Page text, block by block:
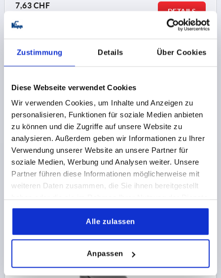
Zustimmung Details Über Cookies
Diese Webseite verwendet Cookies
Wir verwenden Cookies, um Inhalte und Anzeigen zu
personalisieren, Funktionen für soziale Medien anbieten
zu können und die Zugriffe auf unsere Website zu
analysieren. Außerdem geben wir Informationen zu Ihrer
Verwendung unserer Website an unsere Partner für
soziale Medien, Werbung und Analysen weiter. Unsere
Partner führen diese Informationen möglicherweise mit
weiteren Daten zusammen, die Sie ihnen bereitgestellt
gesammelt haben.
Alle zulassen
Anpassen
7,63 CHF
DETAILS
K0148
KREUZGRIFF ÄHNLICH DIN6335, D1=25, D=5, H=16,
FORM:G, DUROPLAST SCHWARZ HOCHGLANZPOLIERT
GEWINDE=5
AUSSENDURCHMESSER=25
GEWINDETIEFE=12
FORM=G D8=12 HÖHE=16 H3=8
Bestellnummer:K0148.405
0,46 CHF